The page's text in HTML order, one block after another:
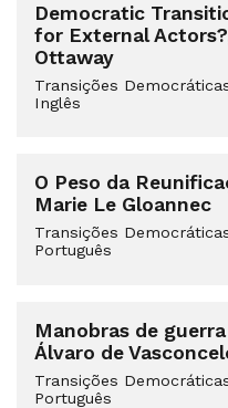
Democratic
for External
Ottaway
Transições
Inglês
O Peso da
Marie Le Gloannec
Transições
Português
Manobras de
Álvaro de
Transições
Português